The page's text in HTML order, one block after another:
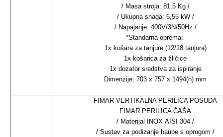
/ Masa stroja: 81,5 Kg /
/ Ukupna snaga: 6,55 kW /
/ Napajanje: 400V/3N/50Hz /
*Standarna oprema:
1x košara za tanjure (12/18 tanjura)
1x košarica za žličice
1x dozator sredstva za ispiranje
Dimenzije: 703 x 757 x 1494(h) mm
FIMAR VERTIKALNA PERILICA POSUĐA
FIMAR PERILICA ČAŠA
/ Materijal INOX AISI 304 /
/ Sustav za podizanje haube s oprugom /